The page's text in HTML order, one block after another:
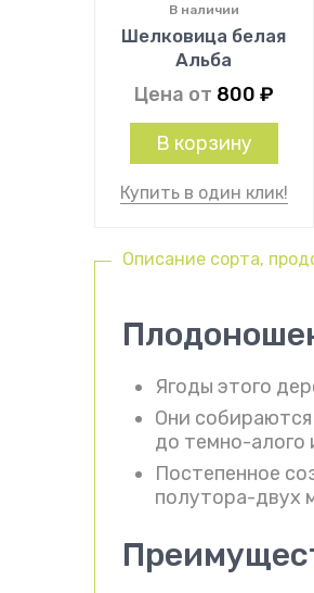
Описание сорта,
Ягоды этого
Они
до темно-алого
Постепенное
полутора-двух
Шелковица белая
Альба
В наличии
Цена от 800 ₽
В корзину
Купить в один клик!